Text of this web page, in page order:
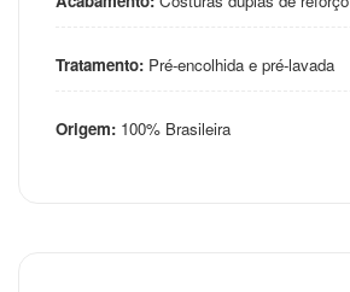
Tratamento: Pré-encolhida e pré-lavada
Origem: 100% Brasileira